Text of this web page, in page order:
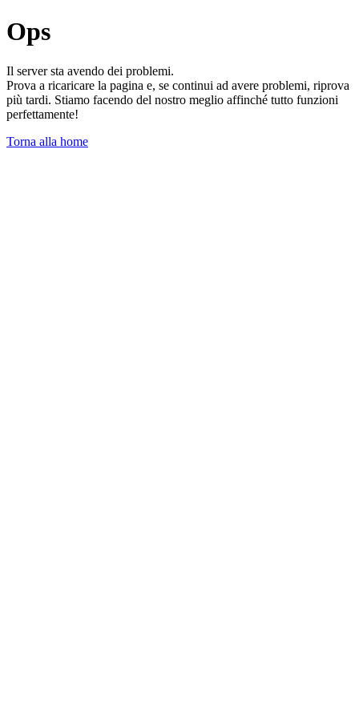
Ops
Il server sta avendo dei problemi.
Prova a ricaricare la pagina e, se continui ad avere problemi, riprova
più tardi. Stiamo facendo del nostro meglio affinché tutto funzioni
perfettamente!
Torna alla home